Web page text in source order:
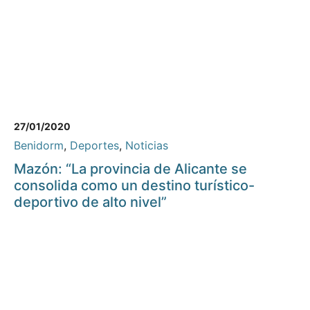
27/01/2020
Benidorm, Deportes, Noticias
Mazón: “La provincia de Alicante se
consolida como un destino turístico-
deportivo de alto nivel”